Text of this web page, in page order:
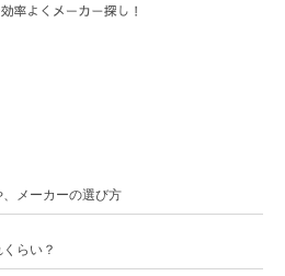
メーカーの選び方
らい？